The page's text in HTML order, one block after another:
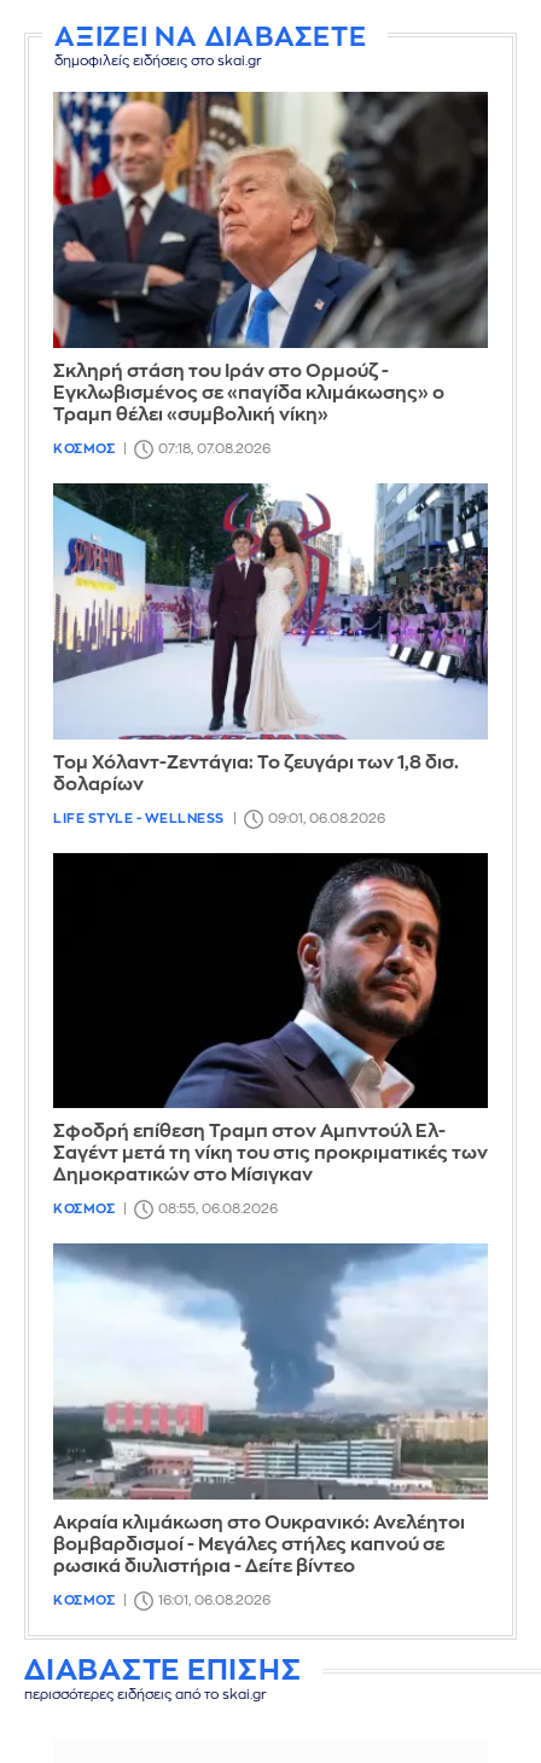
ΑΞΙΖΕΙ ΝΑ ΔΙΑΒΑΣΕΤΕ
δημοφιλείς ειδήσεις στο skai.gr
Σκληρή στάση του Ιράν στο Ορμούζ -
Εγκλωβισμένος σε «παγίδα κλιμάκωσης» ο
Τραμπ θέλει «συμβολική νίκη»
ΚΟΣΜΟΣ 07:18, 07.08.2026
Τομ Χόλαντ-Ζεντάγια: Το ζευγάρι των 1,8 δισ.
δολαρίων
LIFE STYLE - WELLNESS 09:01, 06.08.2026
Σφοδρή επίθεση Τραμπ στον Αμπντούλ Ελ-
Σαγέντ μετά τη νίκη του στις προκριματικές των
Δημοκρατικών στο Μίσιγκαν
ΚΟΣΜΟΣ 08:55, 06.08.2026
Ακραία κλιμάκωση στο Ουκρανικό: Ανελέητοι
βομβαρδισμοί - Μεγάλες στήλες καπνού σε
ρωσικά διυλιστήρια - Δείτε βίντεο
ΚΟΣΜΟΣ 16:01, 06.08.2026
ΔΙΑΒΑΣΤΕ ΕΠΙΣΗΣ
περισσότερες ειδήσεις από το skai.gr